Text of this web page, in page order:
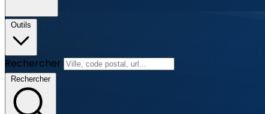
Outils
Rechercher
Rechercher